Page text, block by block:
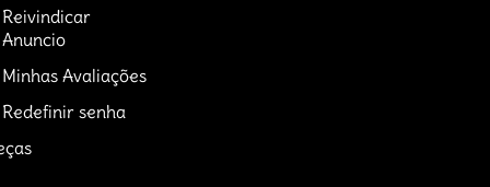
Reivindicar
Anuncio
Minhas Avaliações
Redefinir senha